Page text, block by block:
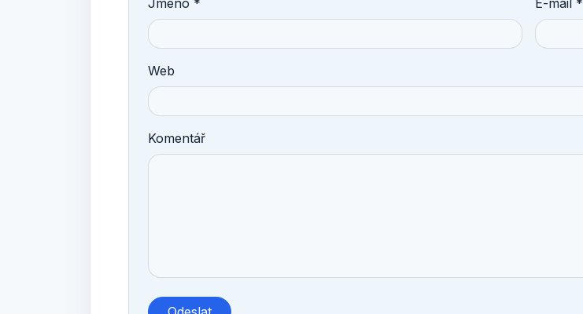
Jméno * E-mail *
Web
Komentář